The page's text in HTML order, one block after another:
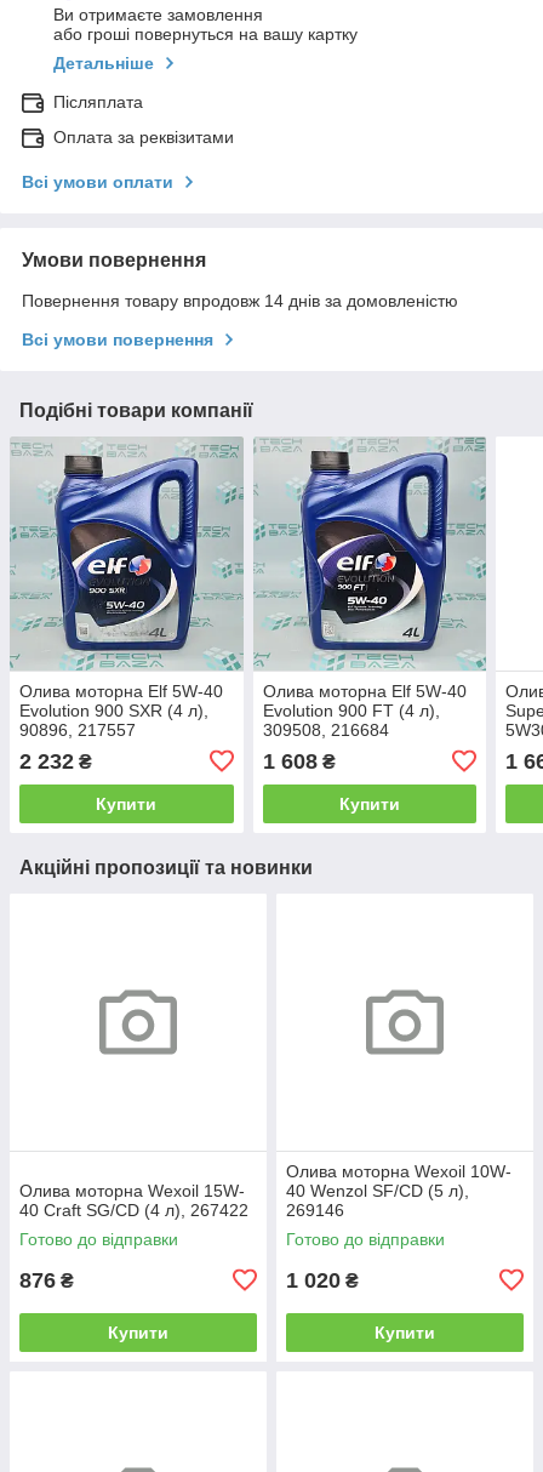
Ви отримаєте замовлення
або гроші повернуться на вашу картку
Детальніше
Післяплата
Оплата за реквізитами
Всі умови оплати
Умови повернення
Повернення товару впродовж 14 днів за домовленістю
Всі умови повернення
Подібні товари компанії
Олива моторна Elf 5W-40
Evolution 900 SXR (4 л),
90896, 217557
2 232 ₴
Купити
Олива моторна Elf 5W-40
Evolution 900 FT (4 л),
309508, 216684
1 608₴
Купити
1
Акційні пропозиції та новинки
Олива моторна Wexoil 15W-
40 Craft SG/CD (4 л), 267422
Готово до відправки
876 ₴
Купити
Олива моторна Wexoil 10W-
40 Wenzol SF/CD (5 л),
269146
Готово до відправки
1 020 ₴
Купити